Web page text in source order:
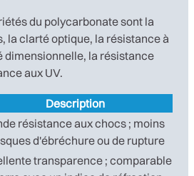
du polycarbonate sont la
la clarté optique, la résistance à
dimensionnelle, la résistance
aux UV.
Description
résistance aux chocs ; moins
d'ébréchure ou de rupture
transparence ; comparable